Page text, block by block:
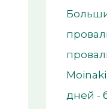
Moinaki
дней -